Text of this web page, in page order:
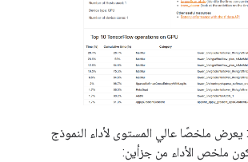
: يعرض ملخصًا عالي المستوى لأداء النموذج
ملخص الأداء من جزأين: